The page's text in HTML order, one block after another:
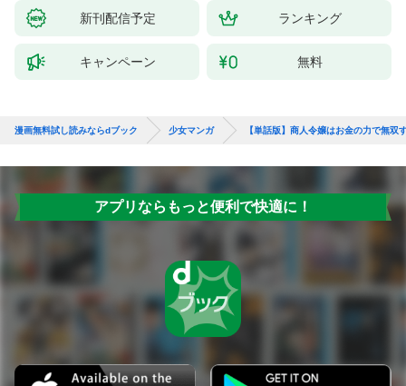
新刊配信予定 ランキング
キャンペーン 無料
漫画無料試し読みならdブック 少女マンガ 【単話版】商人令嬢はお金の力で無双
アプリならもっと便利で快適に！